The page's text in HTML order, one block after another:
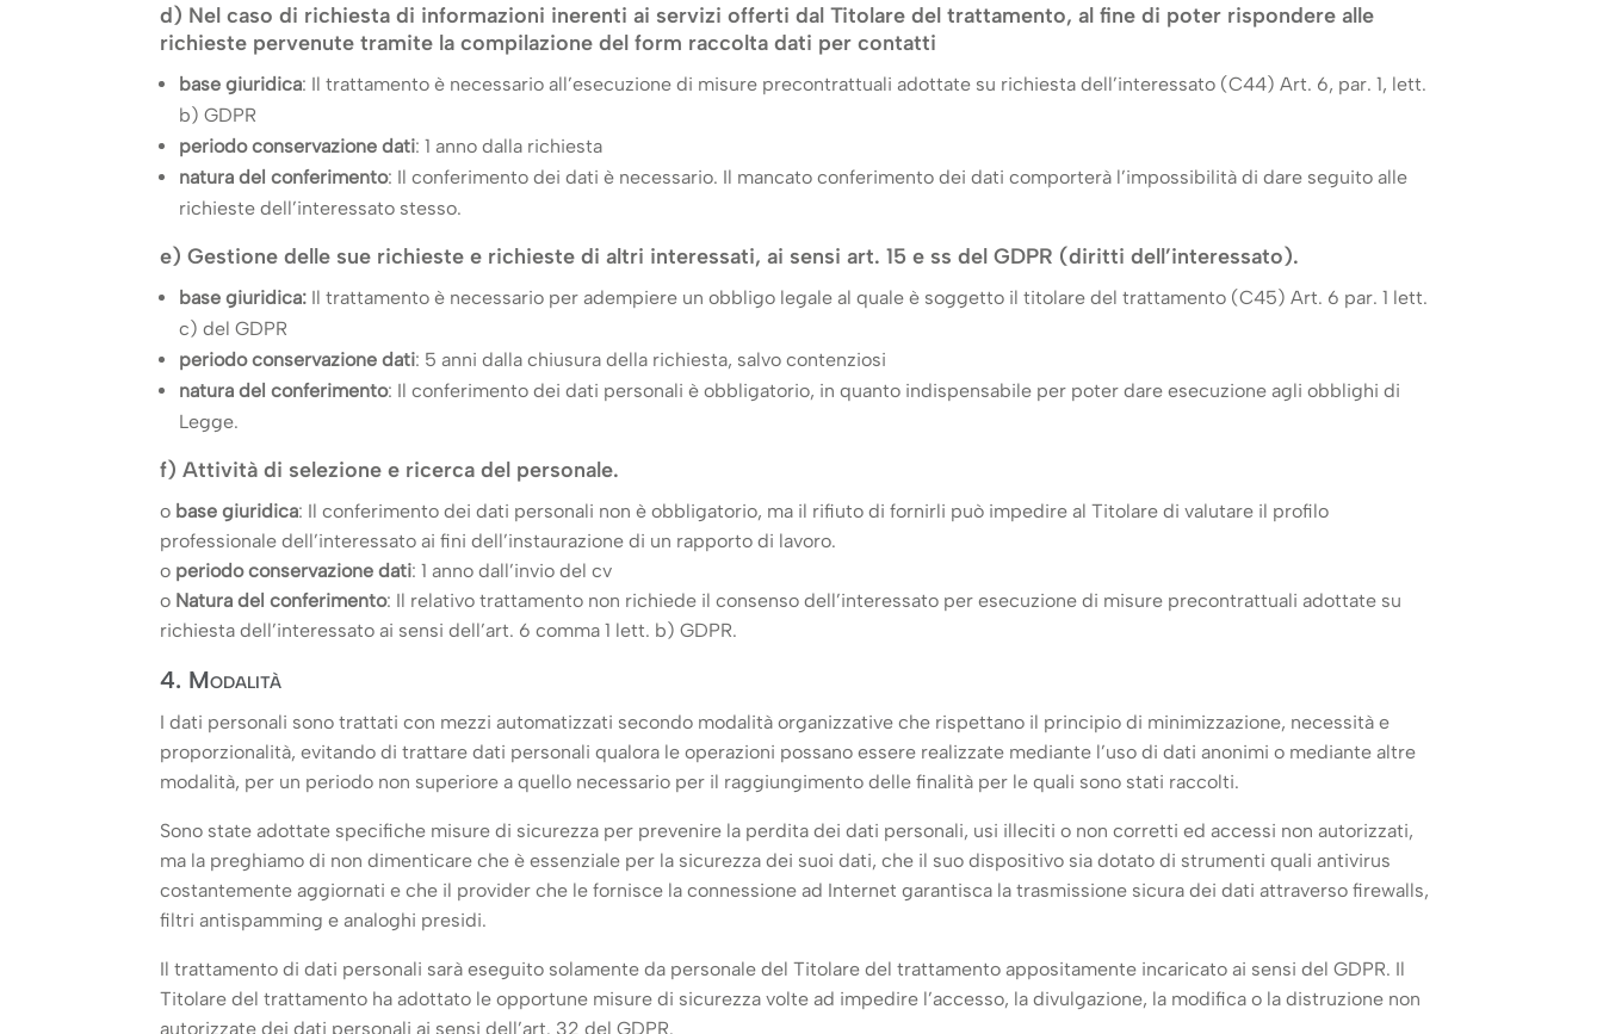
d) Nel caso di richiesta di informazioni inerenti ai servizi offerti dal Titolare del trattamento, al fine di poter rispondere alle
richieste pervenute tramite la compilazione del form raccolta dati per contatti
base giuridica: Il trattamento è necessario all’esecuzione di misure precontrattuali adottate su richiesta dell’interessato (C44) Art. 6, par. 1, lett.
b) GDPR
periodo conservazione dati: 1 anno dalla richiesta
natura del conferimento: Il conferimento dei dati è necessario. Il mancato conferimento dei dati comporterà l’impossibilità di dare seguito alle
richieste dell’interessato stesso.
e) Gestione delle sue richieste e richieste di altri interessati, ai sensi art. 15 e ss del GDPR (diritti dell’interessato).
base giuridica: Il trattamento è necessario per adempiere un obbligo legale al quale è soggetto il titolare del trattamento (C45) Art. 6 par. 1 lett.
c) del GDPR
periodo conservazione dati: 5 anni dalla chiusura della richiesta, salvo contenziosi
natura del conferimento: Il conferimento dei dati personali è obbligatorio, in quanto indispensabile per poter dare esecuzione agli obblighi di
Legge.
f) Attività di selezione e ricerca del personale.
o base giuridica: Il conferimento dei dati personali non è obbligatorio, ma il rifiuto di fornirli può impedire al Titolare di valutare il profilo
professionale dell’interessato ai fini dell’instaurazione di un rapporto di lavoro.
o periodo conservazione dati: 1 anno dall’invio del cv
o Natura del conferimento: Il relativo trattamento non richiede il consenso dell’interessato per esecuzione di misure precontrattuali adottate su
richiesta dell’interessato ai sensi dell’art. 6 comma 1 lett. b) GDPR.
4. Modalità
I dati personali sono trattati con mezzi automatizzati secondo modalità organizzative che rispettano il principio di minimizzazione, necessità e
proporzionalità, evitando di trattare dati personali qualora le operazioni possano essere realizzate mediante l’uso di dati anonimi o mediante altre
modalità, per un periodo non superiore a quello necessario per il raggiungimento delle finalità per le quali sono stati raccolti.
Sono state adottate specifiche misure di sicurezza per prevenire la perdita dei dati personali, usi illeciti o non corretti ed accessi non autorizzati,
ma la preghiamo di non dimenticare che è essenziale per la sicurezza dei suoi dati, che il suo dispositivo sia dotato di strumenti quali antivirus
costantemente aggiornati e che il provider che le fornisce la connessione ad Internet garantisca la trasmissione sicura dei dati attraverso firewalls,
filtri antispamming e analoghi presidi.
Il trattamento di dati personali sarà eseguito solamente da personale del Titolare del trattamento appositamente incaricato ai sensi del GDPR. Il
Titolare del trattamento ha adottato le opportune misure di sicurezza volte ad impedire l’accesso, la divulgazione, la modifica o la distruzione non
autorizzate dei dati personali ai sensi dell’art. 32 del GDPR.